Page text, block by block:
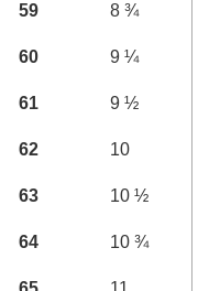
59 8 ¾
60 9 ¼
61 9 ½
62 10
63 10 ½
64 10 ¾